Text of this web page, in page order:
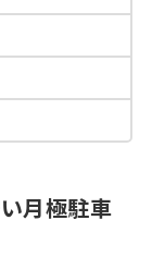
月極駐車